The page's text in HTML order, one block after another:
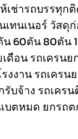
เช่ารถบรรทุ
ทนเนอร์ วัส
น 60ตัน 80ตั
ดือน รถเคร
งงาน รถเคร
รับจ้าง รถเคร
ตหมด ยกรถ